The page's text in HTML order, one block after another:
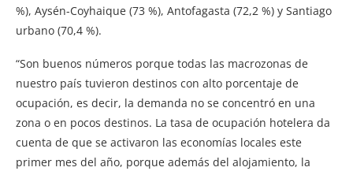
%), Aysén-Coyhaique (73 %), Antofagasta (72,2 %) y Santiago
urbano (70,4 %).
“Son buenos números porque todas las macrozonas de
nuestro país tuvieron destinos con alto porcentaje de
ocupación, es decir, la demanda no se concentró en una
zona o en pocos destinos. La tasa de ocupación hotelera da
cuenta de que se activaron las economías locales este
primer mes del año, porque además del alojamiento, la